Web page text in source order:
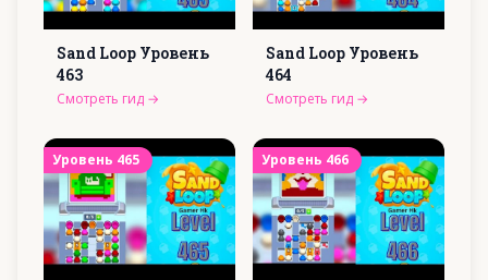
Sand Loop Уровень
463
Смотреть гид →
Sand Loop Уровень
464
Смотреть гид →
Уровень 465 Уровень 466